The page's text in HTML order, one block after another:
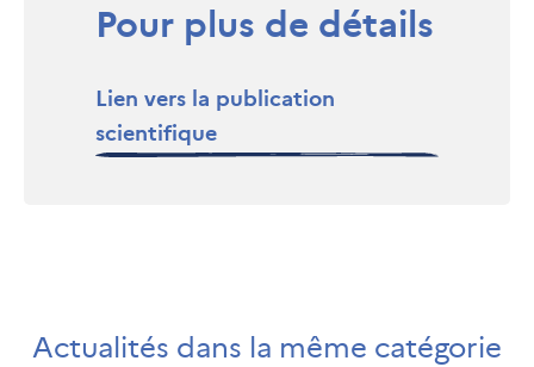
Pour plus de détails
Lien vers la publication
scientifique
Actualités dans la même catégorie